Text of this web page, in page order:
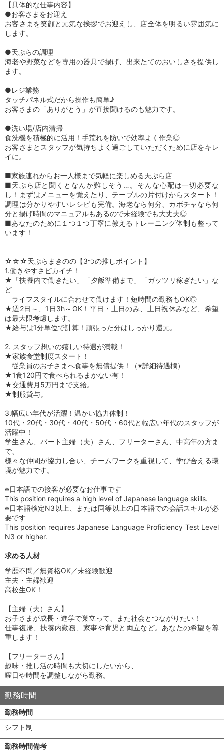
【具体的な仕事内容】
●お客さまをお迎え
お客さまを笑顔と元気な挨拶でお迎えし、店全体を明るい雰囲気に
します。
●天ぷらの調理
海老や野菜などを専用の器具で揚げ、出来たてのおいしさを提供し
ます。
●レジ業務
タッチパネル式だから操作も簡単♪
お客さまの「ありがとう」が直接聞けるのも魅力です。
●洗い場/店内清掃
食洗機を積極的に活用！手荒れを防いで効率よく作業◎
お客さまとスタッフが気持ちよく過ごしていただくために店をキレ
イに。
■家族連れからお一人様まで気軽に楽しめる天ぷら店
■天ぷら店と聞くとなんか難しそう…。そんな心配は一切必要な
し！まずはメニューを覚えたり、テーブルの片付けからスタート！
調理は分かりやすいレシピも完備。海老なら何分、カボチャなら何
分と揚げ時間のマニュアルもあるので未経験でも大丈夫◎
■あなたのために１つ１つ丁寧に教えるトレーニング体制も整って
います！
☆☆☆天ぷらまきのの【3つの推しポイント】
1.働きやすさピカイチ！
★「扶養内で働きたい」「夕飯準備まで」「ガッツリ稼ぎたい」な
ど
ライフスタイルに合わせて働けます！短時間の勤務もOK◎
★週2日～、1日3h～OK！平日・土日のみ、土日祝休みなど、希望
は最大限考慮します。
★給与は1分単位で計算！頑張った分はしっかり還元。
2. スタッフ想いの嬉しい待遇が満載！
★家族食堂制度スタート！
従業員のお子さまへ食事を無償提供！（※詳細待遇欄）
★1食120円で食べられるまかない有！
★交通費月5万円まで支給。
★制服貸与。
3.幅広い年代が活躍！温かい協力体制！
10代・20代・30代・40代・50代・60代と幅広い年代のスタッフが
活躍中！
学生さん、パート主婦（夫）さん、フリーターさん、中高年の方ま
で、
様々な仲間が協力し合い、チームワークを重視して、学び合える環
境が魅力です。
※日本語での接客が必要なお仕事です
This position requires a high level of Japanese language skills.
※日本語検定N3以上、または同等以上の日本語での会話スキルが必
要です
This position requires Japanese Language Proficiency Test Level
N3 or higher.
求める人材
学歴不問／無資格OK／未経験歓迎
主夫・主婦歓迎
高校生OK！
【主婦（夫）さん】
お子さまが成長・進学で巣立って、また社会とつながりたい！
仕事復帰、扶養内勤務、家事や育児と両立など。あなたの希望を尊
重します！
【フリーターさん】
趣味・推し活の時間も大切にしたいから、
曜日や時間を調整しながら勤務。
勤務時間
勤務時間
シフト制
勤務時間備考